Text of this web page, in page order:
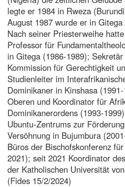
legte er 1984 in Rweza
August 1987 wurde er in
Nach seiner Priesterweihe
Professor für
in Gitega (1986-1989);
Kommission für Gerechtigkeit
Studienleiter im
Dominikaner in Kinshasa
Oberen und Koordinator für
Dominikanerordens (1993-
Ubuntu-Zentrums zur
Versöhnung in Bujumbura
Büros der Bischofskonferenz
2021); seit 2021 Koordinator
der Katholischen Universität
(Fides 15/2/2024)